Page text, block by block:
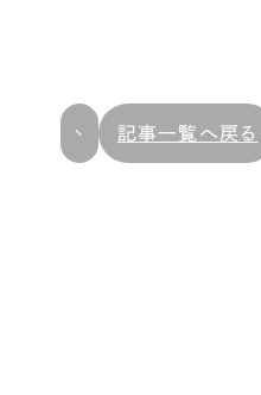
記事一覧へ戻る